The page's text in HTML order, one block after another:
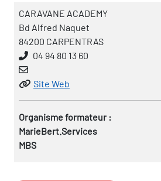
CARAVANE ACADEMY
Bd Alfred Naquet
84200 CARPENTRAS
04 94 80 13 60
Site Web
Organisme formateur :
MarieBert.Services
MBS